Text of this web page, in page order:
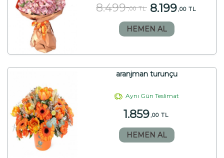
8.499 ,00 TL 8.199,00 TL
HEMEN AL
aranjman turunçu
Aynı Gün Teslimat
1.859,00 TL
HEMEN AL